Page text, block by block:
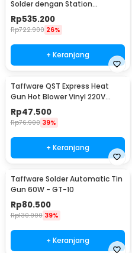
Solder dengan Station
220V/700W - KS8586
Rp535.200
Rp722.900 26%
+ Keranjang
Taffware QST Express Heat
Gun Hot Blower Vinyl 220V
300W - QST-220
Rp47.500
Rp76.900 39%
+ Keranjang
Taffware Solder Automatic Tin
Gun 60W - GT-10
Rp80.500
Rp130.900 39%
+ Keranjang